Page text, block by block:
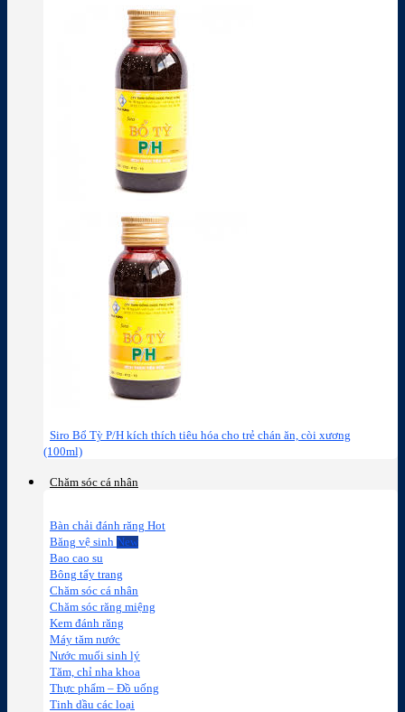
Siro Bổ Tỳ P/H kích thích tiêu hóa cho trẻ chán ăn, còi xương
(100ml)
Chăm sóc cá nhân
Bàn chải đánh răng
Băng vệ sinh
Bao cao su
Bông tẩy trang
Chăm sóc cá nhân
Chăm sóc răng miệng
Kem đánh răng
Máy tăm nước
Nước muối sinh lý
Tăm, chỉ nha khoa
Thực phẩm – Đồ uống
Tinh dầu các loại